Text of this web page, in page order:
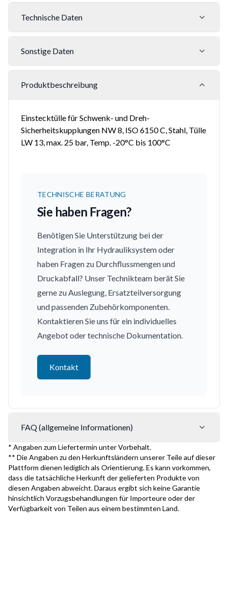
Technische Daten
Sonstige Daten
Produktbeschreibung
Einstecktülle für Schwenk- und Dreh-
Sicherheitskupplungen NW 8, ISO 6150 C, Stahl, Tülle
LW 13, max. 25 bar, Temp. -20°C bis 100°C
TECHNISCHE BERATUNG
Sie haben Fragen?
Benötigen Sie Unterstützung bei der
Integration in Ihr Hydrauliksystem oder
haben Fragen zu Durchflussmengen und
Druckabfall? Unser Technikteam berät Sie
gerne zu Auslegung, Ersatzteilversorgung
und passenden Zubehörkomponenten.
Kontaktieren Sie uns für ein individuelles
Angebot oder technische Dokumentation.
Kontakt
FAQ (allgemeine Informationen)
* Angaben zum Liefertermin unter Vorbehalt.
** Die Angaben zu den Herkunftsländern unserer Teile auf dieser
Plattform dienen lediglich als Orientierung. Es kann vorkommen,
dass die tatsächliche Herkunft der gelieferten Produkte von
diesen Angaben abweicht. Daraus ergibt sich keine Garantie
hinsichtlich Vorzugsbehandlungen für Importeure oder der
Verfügbarkeit von Teilen aus einem bestimmten Land.